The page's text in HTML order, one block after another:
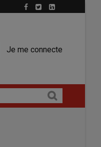
Je me connecte